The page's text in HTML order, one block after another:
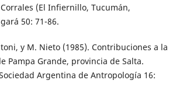
(El Infiernillo, Tucumán,
50: 71-86.
y M. Nieto (1985). Contribuciones a la
Pampa Grande, provincia de Salta.
Argentina de Antropología 16: